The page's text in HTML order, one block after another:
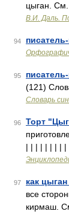
цыган.
В.И. Даль.
94
95
(121)
Словарь
96 Торт
| | | | | | | | |
97 как
все
кирмаш.